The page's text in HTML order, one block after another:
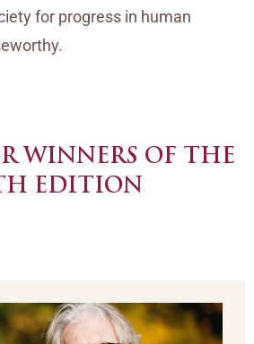
for progress in human
WINNERS OF THE
EDITION